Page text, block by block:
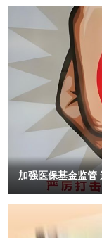
置”。 2月18日，人
表演。新华社发（
新的意义，体现中
造成新的世界失序之
哈茂德·乌尔哈桑·汗
是“全人类共享的文
国文化。美国《环游
客：在北京，荷兰学
树下拍照打卡。杂志
国春节，令追求沉浸
至沓来，热切希望
斯报》注意到，西
开始积极尝试“中国
茶。报道说，中国春
正成为外国人理解
世界。俄罗斯塔斯社
汉服扮演历史人物，
区的“洞舰1号”主题
之旅…… 科技赋能
个性化方向延伸。
节吸力的油烟机，
思考”的人工智能（
能穿戴设备和AI家
50%。”苏宁易购
者在天津市南开区
心经济预测部宏观经
总值已接近1.4万美
升”，新技术、新业
持续激活国内大市
间，各地坚持惠民生
释放消费活力。 安
之心坚守文脉，以奋
动文化繁荣发展的道
共谱新时代中国文
年大吉、阖家团圆、
场效率。市场自治
场效率，促进经济
市场主体在平等的
促进市场创新。市
促进市场创新，推动经济的发
的关系 司法独立与市场自治是相互关联、相互影响的关系。司法独
立是市场自治的重要
独立是市场自治的
决策、自主经营、
保司法机关依法独
障，维护市场秩序，保障市场公平
础。市场经济是自
和创造性，提高市
加强医保基金监管